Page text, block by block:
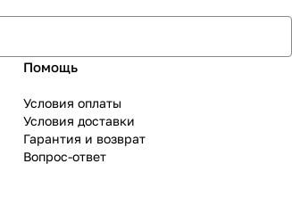
Помощь
Условия оплаты
Условия доставки
Гарантия и возврат
Вопрос-ответ